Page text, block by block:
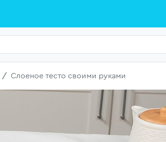
Слоеное тесто своими руками